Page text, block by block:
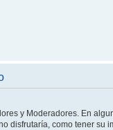
y Moderadores. En
disfrutaría, como tener